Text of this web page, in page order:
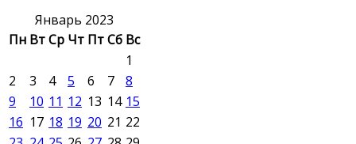
Январь 2023
Пн ВтСр Чт ПтСб Вс
1
2
3 4 5 6 7
8
9
10 11 12 13 14 15
16 17 18 19 20 21 22